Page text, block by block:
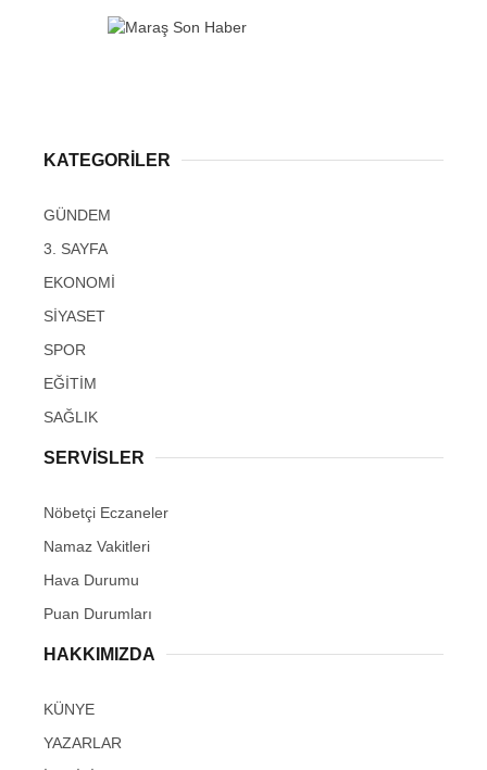
KATEGORİLER
GÜNDEM
3. SAYFA
EKONOMİ
SİYASET
SPOR
EĞİTİM
SAĞLIK
SERVİSLER
Nöbetçi Eczaneler
Namaz Vakitleri
Hava Durumu
Puan Durumları
HAKKIMIZDA
KÜNYE
YAZARLAR